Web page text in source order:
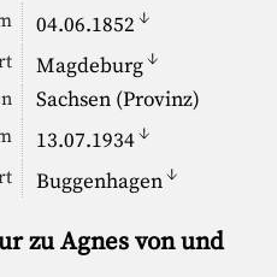
04.06.1852 ↓
Magdeburg↓
Sachsen (Provinz)
13.07.1934↓
Buggenhagen↓
zu Agnes von und